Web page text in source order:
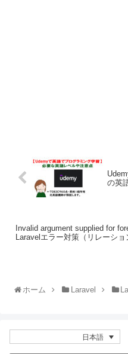
の英
Invalid argument supplied for
Laravelエラー対策（リレーショ
ホーム Laravel
日本語